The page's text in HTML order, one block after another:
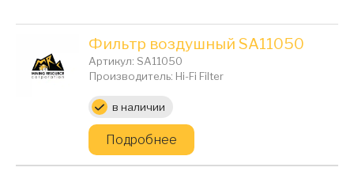
Фильтр воздушный SA11050
Артикул: SA11050
Производитель: Hi-Fi Filter
Цена:в наличии
Подробнее